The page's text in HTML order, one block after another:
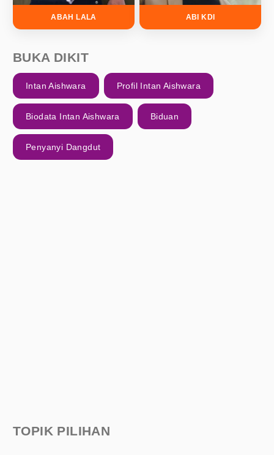
ABAH LALA ABI KDI
BUKA DIKIT
Intan Aishwara Profil Intan Aishwara
Biodata Intan Aishwara Biduan
Penyanyi Dangdut
TOPIK PILIHAN